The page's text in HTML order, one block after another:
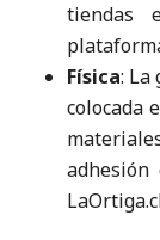
tiendas
Física: La
colocada